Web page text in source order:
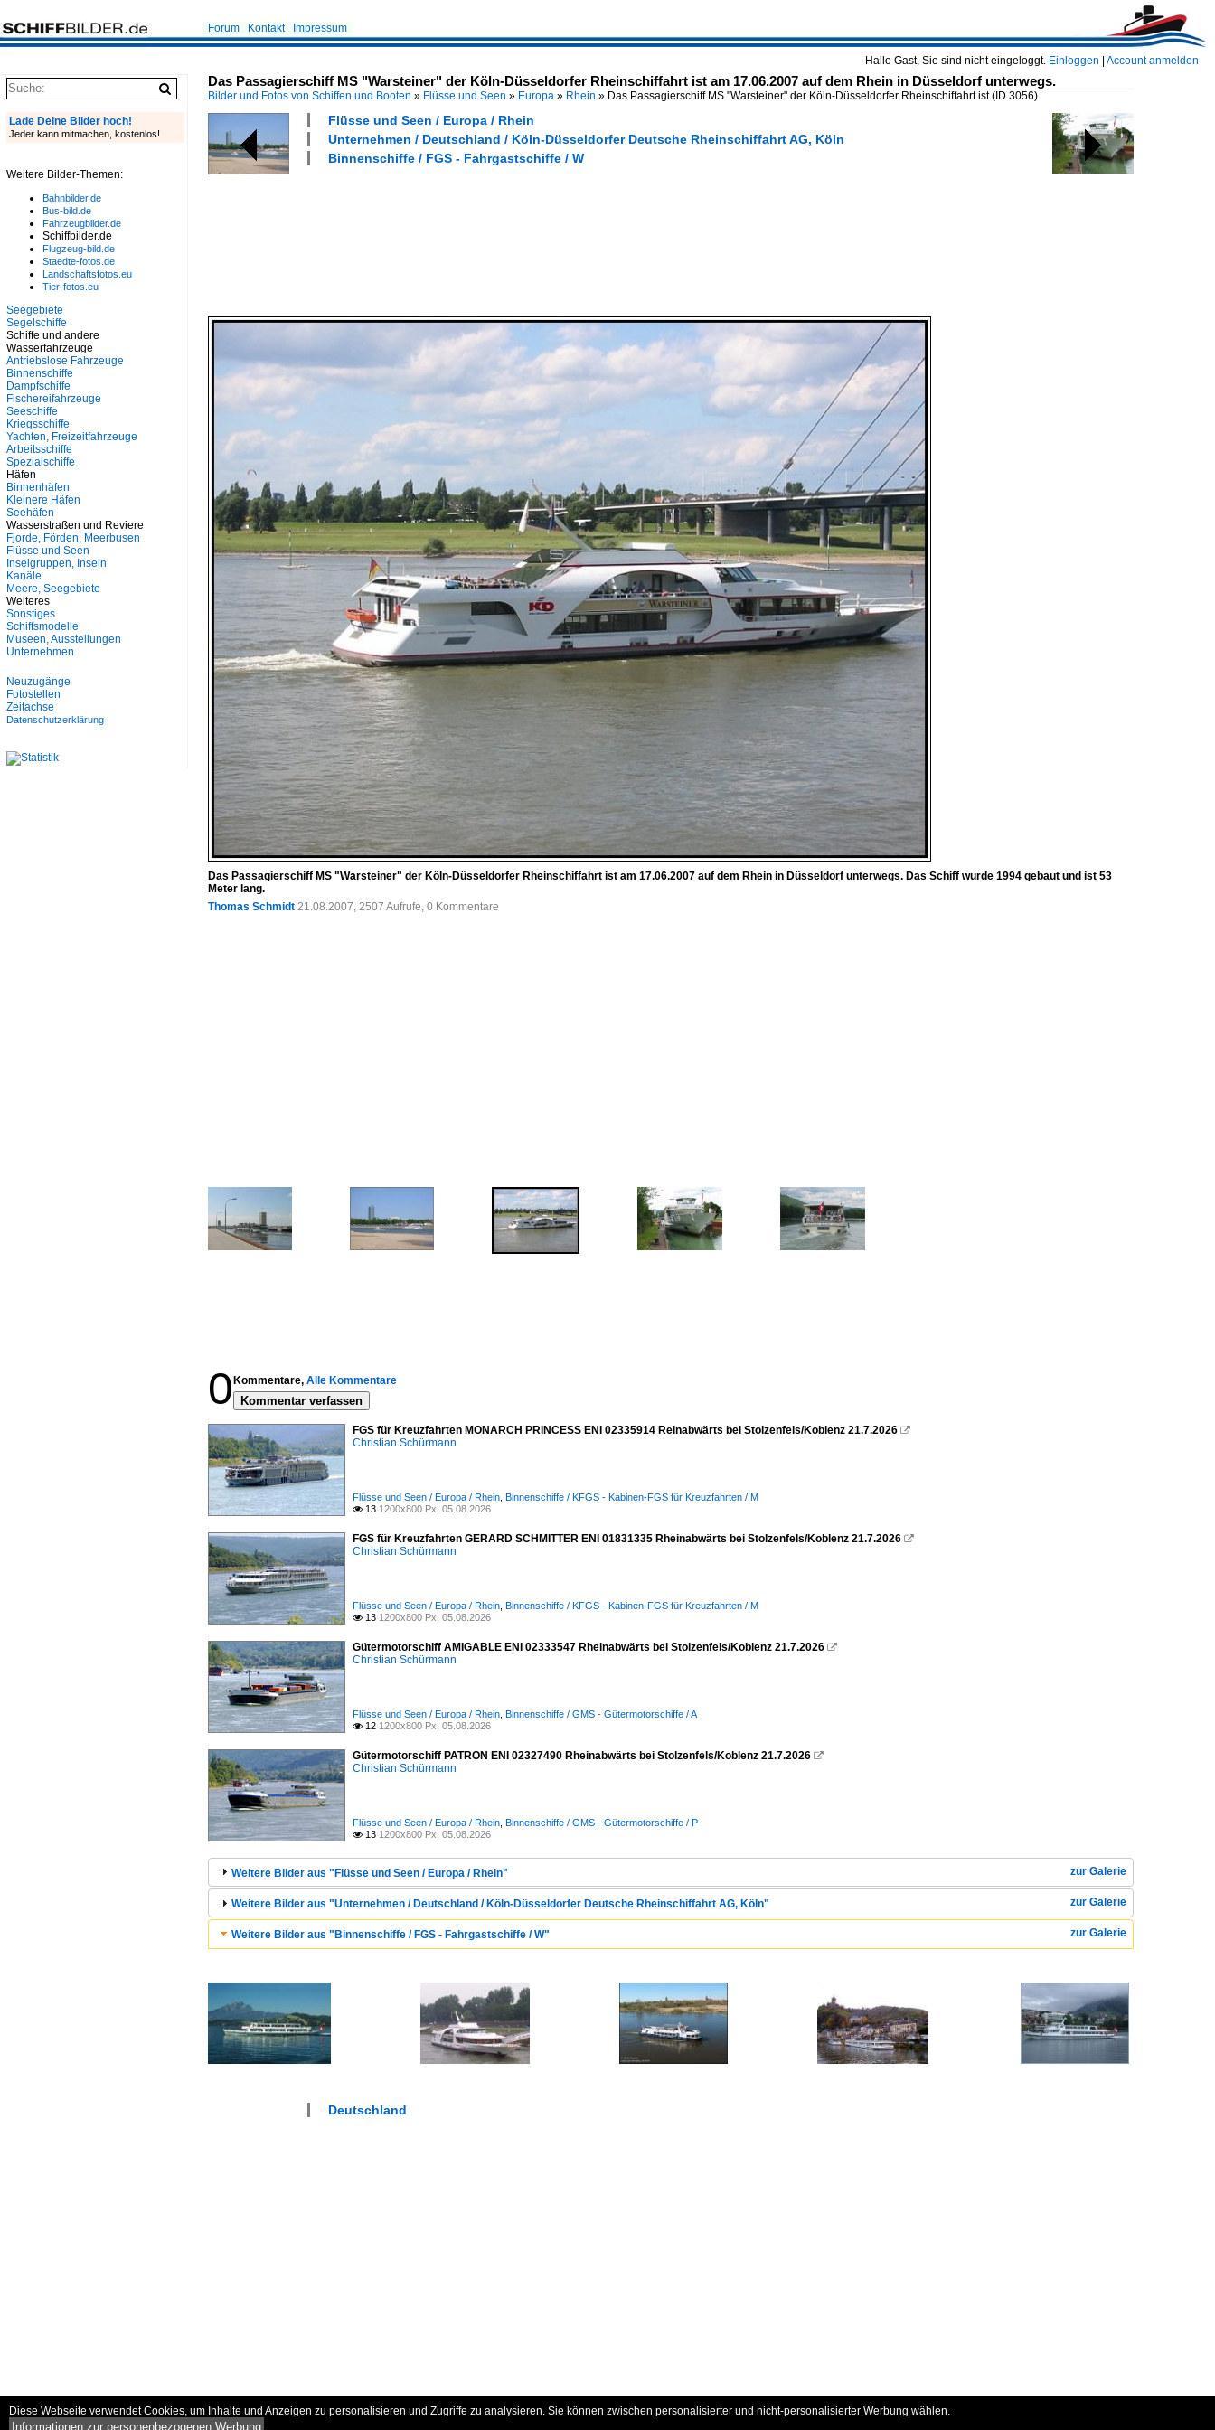
Hallo Gast, Sie sind nicht eingeloggt. Einloggen Account anmelden
Forum Kontakt Impressum
Das Passagierschiff MS "Warsteiner" der Köln-Düsseldorfer Rheinschiffahrt ist am 17.06.2007 auf dem Rhein in Düsseldorf unterwegs.
Bilder und Fotos von Schiffen und Booten » Flüsse und Seen » Europa » Rhein » Das Passagierschiff MS "Warsteiner" der Köln-Düsseldorfer Rheinschiffahrt ist(ID 3056)
Flüsse und Seen / Europa / Rhein
Unternehmen / Deutschland / Köln-Düsseldorfer Deutsche Rheinschiffahrt AG, Köln
Binnenschiffe / FGS - Fahrgastschiffe / W
Das Passagierschiff MS "Warsteiner" der Köln-Düsseldorfer Rheinschiffahrt ist am 17.06.2007 auf dem Rhein in Düsseldorf unterwegs. Das Schiff wurde 1994 gebaut und ist 53
Meter lang.
Thomas Schmidt 21.08.2007, 2507 Aufrufe, 0 Kommentare
0 Kommentare, Alle Kommentare
Kommentar verfassen
FGS für Kreuzfahrten MONARCH PRINCESS ENI 02335914 Reinabwärts bei Stolzenfels/Koblenz 21.7.2026 
Christian Schürmann
Flüsse und Seen / Europa / Rhein Binnenschiffe / KFGS - Kabinen-FGS für Kreuzfahrten / M
 13 1200x800 Px, 05.08.2026
FGS für Kreuzfahrten GERARD SCHMITTER ENI 01831335 Rheinabwärts bei Stolzenfels/Koblenz 21.7.2026 
Christian Schürmann
Flüsse und Seen / Europa / Rhein Binnenschiffe / KFGS - Kabinen-FGS für Kreuzfahrten / M
 13 1200x800 Px, 05.08.2026
Gütermotorschiff AMIGABLE ENI 02333547 Rheinabwärts bei Stolzenfels/Koblenz 21.7.2026 
Christian Schürmann
Flüsse und Seen / Europa / Rhein Binnenschiffe / GMS - Gütermotorschiffe / A
 12 1200x800 Px, 05.08.2026
Gütermotorschiff PATRON ENI 02327490 Rheinabwärts bei Stolzenfels/Koblenz 21.7.2026 
Christian Schürmann
Flüsse und Seen / Europa / Rhein Binnenschiffe / GMS - Gütermotorschiffe / P
 13 1200x800 Px, 05.08.2026
zur Galerie
Weitere Bilder aus "Flüsse und Seen / Europa / Rhein"
zur Galerie
Weitere Bilder aus "Unternehmen / Deutschland / Köln-Düsseldorfer Deutsche Rheinschiffahrt AG, Köln"
zur Galerie
Weitere Bilder aus "Binnenschiffe / FGS - Fahrgastschiffe / W"
Deutschland
Lade Deine Bilder hoch!
Jeder kann mitmachen, kostenlos!
Weitere Bilder-Themen:
Bahnbilder.de
Bus-bild.de
Fahrzeugbilder.de
Schiffbilder.de
Flugzeug-bild.de
Staedte-fotos.de
Landschaftsfotos.eu
Tier-fotos.eu
Seegebiete
Segelschiffe
Schiffe und andere
Wasserfahrzeuge
Antriebslose Fahrzeuge
Binnenschiffe
Dampfschiffe
Fischereifahrzeuge
Seeschiffe
Kriegsschiffe
Yachten, Freizeitfahrzeuge
Arbeitsschiffe
Spezialschiffe
Häfen
Binnenhäfen
Kleinere Häfen
Seehäfen
Wasserstraßen und Reviere
Fjorde, Förden, Meerbusen
Flüsse und Seen
Inselgruppen, Inseln
Kanäle
Meere, Seegebiete
Weiteres
Sonstiges
Schiffsmodelle
Museen, Ausstellungen
Unternehmen
Neuzugänge
Fotostellen
Zeitachse
Datenschutzerklärung
Diese Webseite verwendet Cookies, um Inhalte und Anzeigen zu personalisieren und Zugriffe zu analysieren. Sie können zwischen personalisierter und nicht-personalisierter Werbung wählen.
Informationen zur personenbezogenen Werbung